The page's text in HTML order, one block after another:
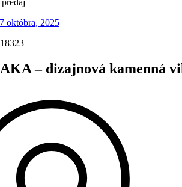
7 októbra, 2025
– dizajnová kamenná